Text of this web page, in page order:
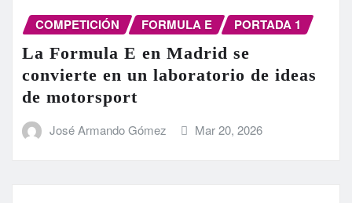
COMPETICIÓN FORMULA E PORTADA 1
La Formula E en Madrid se
convierte en un laboratorio de ideas
de motorsport
José Armando Gómez Mar 20, 2026